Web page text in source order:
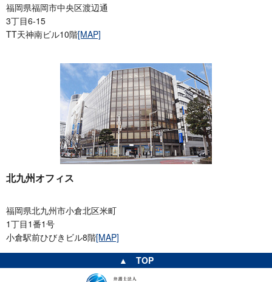
福岡県福岡市中央区渡辺通
3丁目6-15
TT天神南ビル10階[MAP]
北九州オフィス
福岡県北九州市小倉北区米町
1丁目1番1号
小倉駅前ひびきビル8階[MAP]
▲ TOP